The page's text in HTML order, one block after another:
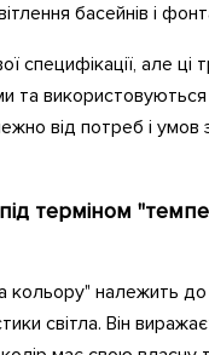
басейнів і
специфікації, але ці
та використовуються
від потреб і умов
терміном
кольору" належить
світла. Він